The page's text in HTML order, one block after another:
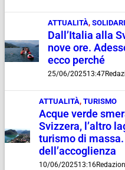
ATTUALITÀ,
Dall’Italia alla
nove ore.
ecco perché
25/06/202513:47
ATTUALITÀ,TURISMO
Acque verde
Svizzera, l’altro
turismo di massa.
dell’accoglienza
10/06/202513:16